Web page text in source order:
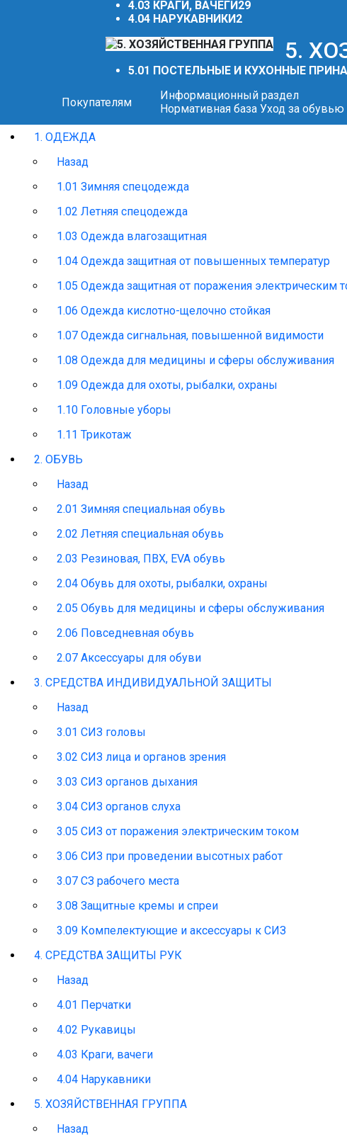
4.03 КРАГИ, ВАЧЕГИ29
4.04 НАРУКАВНИКИ2
5.
5.01 ПОСТЕЛЬНЫЕ И КУХОННЫЕ
Покупателям
Информационный раздел
Нормативная база Уход за
1. ОДЕЖДА
Назад
1.01 Зимняя спецодежда
1.02 Летняя спецодежда
1.03 Одежда влагозащитная
1.04 Одежда защитная от повышенных температур
1.05 Одежда защитная от поражения электрическим
1.06 Одежда кислотно-щелочно стойкая
1.07 Одежда сигнальная, повышенной видимости
1.08 Одежда для медицины и сферы обслуживания
1.09 Одежда для охоты, рыбалки, охраны
1.10 Головные уборы
1.11 Трикотаж
2. ОБУВЬ
Назад
2.01 Зимняя специальная обувь
2.02 Летняя специальная обувь
2.03 Резиновая, ПВХ, EVA обувь
2.04 Обувь для охоты, рыбалки, охраны
2.05 Обувь для медицины и сферы обслуживания
2.06 Повседневная обувь
2.07 Аксессуары для обуви
3. СРЕДСТВА ИНДИВИДУАЛЬНОЙ ЗАЩИТЫ
Назад
3.01 СИЗ головы
3.02 СИЗ лица и органов зрения
3.03 СИЗ органов дыхания
3.04 СИЗ органов слуха
3.05 СИЗ от поражения электрическим током
3.06 СИЗ при проведении высотных работ
3.07 СЗ рабочего места
3.08 Защитные кремы и спреи
3.09 Компелектующие и аксессуары к СИЗ
4. СРЕДСТВА ЗАЩИТЫ РУК
Назад
4.01 Перчатки
4.02 Рукавицы
4.03 Краги, вачеги
4.04 Нарукавники
5. ХОЗЯЙСТВЕННАЯ ГРУППА
Назад